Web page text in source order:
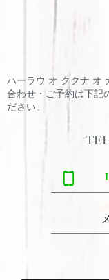
ハーラウ オ ククナ オ
合わせ・ご予約は下記
ださい。
TEL